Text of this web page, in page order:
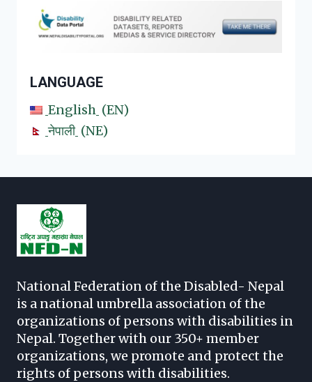
LANGUAGE
English
EN
नेपाली
NE
National Federation of the Disabled- Nepal
is a national umbrella association of the
organizations of persons with disabilities in
Nepal. Together with our 350+ member
organizations, we promote and protect the
rights of persons with disabilities.